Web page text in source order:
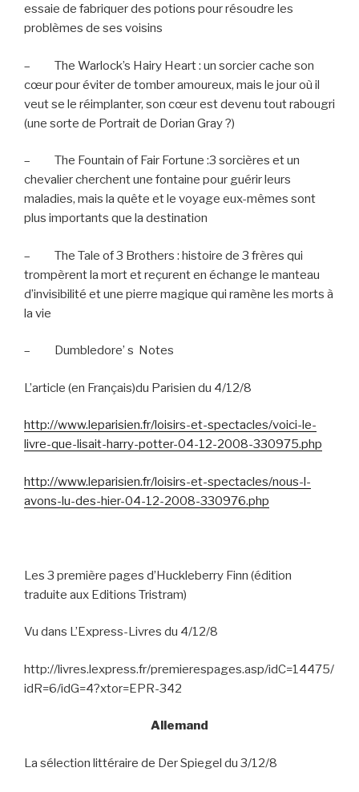
essaie de fabriquer des potions pour résoudre les
problèmes de ses voisins
–
The Warlock’s Hairy Heart : un sorcier cache son
cœur pour éviter de tomber amoureux, mais le jour où il
veut se le réimplanter, son cœur est devenu tout rabougri
(une sorte de Portrait de Dorian Gray ?)
–
The Fountain of Fair Fortune :3 sorcières et un
chevalier cherchent une fontaine pour guérir leurs
maladies, mais la quête et le voyage eux-mêmes sont
plus importants que la destination
–
The Tale of 3 Brothers : histoire de 3 frères qui
trompèrent la mort et reçurent en échange le manteau
d’invisibilité et une pierre magique qui ramène les morts à
la vie
– Dumbledore’ s Notes
L’article (en Français)du Parisien du 4/12/8
http://www.leparisien.fr/loisirs-et-spectacles/voici-le-
livre-que-lisait-harry-potter-04-12-2008-330975.php
http://www.leparisien.fr/loisirs-et-spectacles/nous-l-
avons-lu-des-hier-04-12-2008-330976.php
Les 3 première pages d’Huckleberry Finn (édition
traduite aux Editions Tristram)
Vu dans L’Express-Livres du 4/12/8
http://livres.lexpress.fr/premierespages.asp/idC=14475/
idR=6/idG=4?xtor=EPR-342
Allemand
La sélection littéraire de Der Spiegel du 3/12/8